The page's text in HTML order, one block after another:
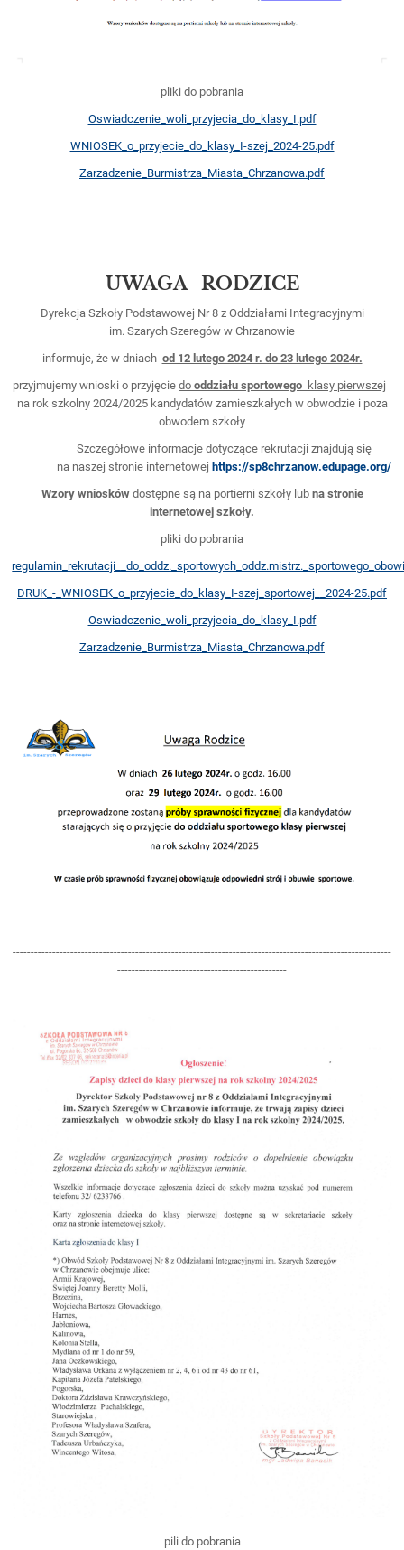
pliki do pobrania
Oswiadczenie_woli_przyjecia_do_klasy_I.pdf
WNIOSEK_o_przyjecie_do_klasy_I-szej_2024-25.pdf
Zarzadzenie_Burmistrza_Miasta_Chrzanowa.pdf
UWAGA RODZICE
Dyrekcja Szkoły Podstawowej Nr 8 z Oddziałami Integracyjnymi
im. Szarych Szeregów w Chrzanowie
informuje, że w dniach od 12 lutego 2024 r. do 23 lutego 2024r.
przyjmujemy wnioski o przyjęcie do oddziału sportowego klasy pierwszej
na rok szkolny 2024/2025 kandydatów zamieszkałych w obwodzie i poza
obwodem szkoły
Szczegółowe informacje dotyczące rekrutacji znajdują się
na naszej stronie internetowej https://sp8chrzanow.edupage.org/
Wzory wnioskówdostępne są na portierni szkoły lub na stronie
internetowej szkoły.
pliki do pobrania
DRUK_-_WNIOSEK_o_przyjecie_do_klasy_I-szej_sportowej__2024-25.pdf
Oswiadczenie_woli_przyjecia_do_klasy_I.pdf
Zarzadzenie_Burmistrza_Miasta_Chrzanowa.pdf
---------------------------------------------------------------------------------------------------------
-----------------------------------------------
pili do pobrania